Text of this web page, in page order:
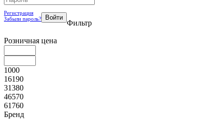
Регистрация
Забыли пароль?
Фильтр
Розничная цена
1000
16190
31380
46570
61760
Бренд